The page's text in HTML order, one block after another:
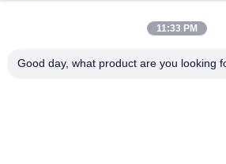
11:33 PM
Good day, what product are you looking